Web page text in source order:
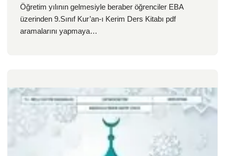
Öğretim yılının gelmesiyle beraber öğrenciler EBA
üzerinden 9.Sınıf Kur’an-ı Kerim Ders Kitabı pdf
aramalarını yapmaya…